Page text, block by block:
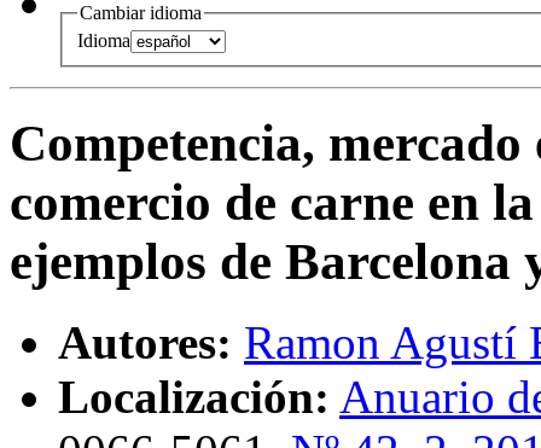
Cambiar idioma
Idioma
Competencia,
comercio de carne en
ejemplos de Barcelona
Autores: Ramon Agustí
Localización: Anuario